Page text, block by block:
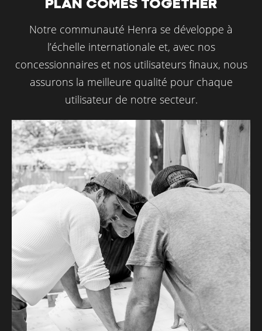
PLAN COMES TOGETHER
Notre communauté Henra se développe à
l’échelle internationale et, avec nos
concessionnaires et nos utilisateurs finaux, nous
assurons la meilleure qualité pour chaque
utilisateur de notre secteur.